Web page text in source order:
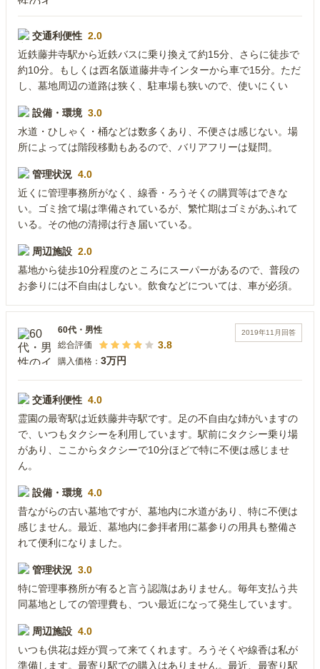
交通利便性 2.0
近鉄藤井寺駅から近鉄バスに乗り換えて約15分、さらに徒歩で
約10分。もしくは西名阪道藤井寺インターから車で15分。ただ
し、墓地周辺の道路は狭く、駐車場も狭いので、使いにくい
設備・環境 3.0
水道・ひしゃく・桶などは数多くあり、不便さは感じない。場
所によっては階段移動もあるので、バリアフリーは疑問。
管理状況 4.0
近くに管理事務所がなく、線香・ろうそくの購買等はできな
い。ゴミ捨て場は準備されているが、繁忙期はゴミがあふれて
いる。その他の清掃は行き届いている。
周辺施設 2.0
墓地から徒歩10分程度のところにスーパーがあるので、普段の
お参りには不自由はしない。飲食などについては、車が必須。
2019年11月 回答
60代 ・ 男性
総合評価
3.8
購入価格： 3万円
交通利便性 4.0
霊園の最寄駅は近鉄藤井寺駅です。足の不自由な姉がいますの
で、いつもタクシーを利用しています。駅前にタクシー乗り場
があり、ここからタクシーで10分ほどで特に不便は感じませ
ん。
設備・環境 4.0
昔ながらの古い墓地ですが、墓地内に水道があり、特に不便は
感じません。最近、墓地内に参拝者用に墓参りの用具も整備さ
れて便利になりました。
管理状況 3.0
特に管理事務所が有ると言う認識はありません。毎年支払う共
同墓地としての管理費も、つい最近になって発生しています。
周辺施設 4.0
いつも供花は姪が買って来てくれます。ろうそくや線香は私が
準備します。最寄り駅での購入はありません。最近、最寄り駅